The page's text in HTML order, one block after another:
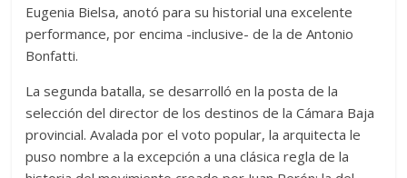
Eugenia Bielsa, anotó para su historial una excelente
performance, por encima -inclusive- de la de Antonio
Bonfatti.
La segunda batalla, se desarrolló en la posta de la
selección del director de los destinos de la Cámara Baja
provincial. Avalada por el voto popular, la arquitecta le
puso nombre a la excepción a una clásica regla de la